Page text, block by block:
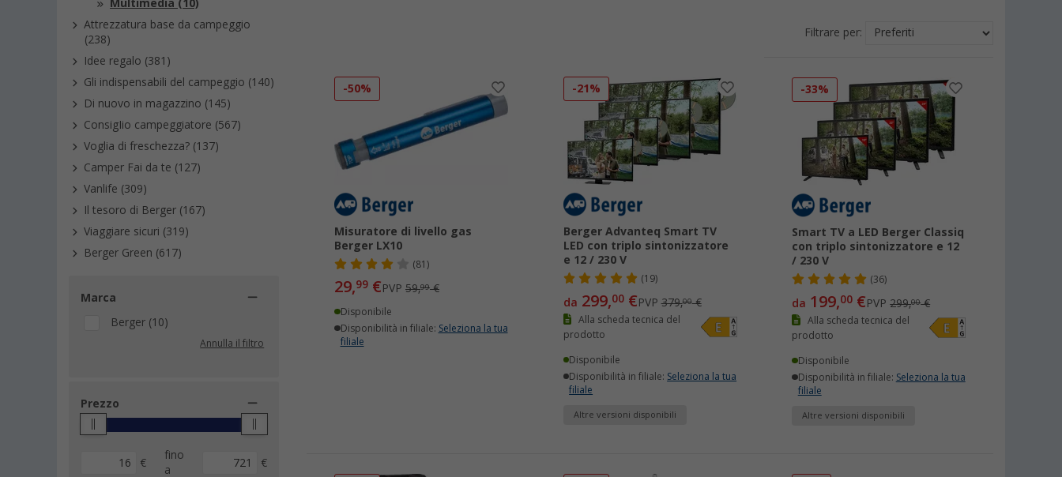
Multimedia (10)
Attrezzatura base da campeggio
(238)
Idee regalo (381)
Gli indispensabili del campeggio (140)
Di nuovo in magazzino (145)
ConsigIio campeggiatore (567)
Voglia di freschezza? (137)
Camper Fai da te (127)
Vanlife (309)
Il tesoro di Berger (167)
Viaggiare sicuri (319)
Berger Green (617)
Marca
Berger (10)
Annulla il filtro
Prezzo
€
fino
a
€
Filtrare per:
-50%
Misuratore di livello gas
Berger LX10
(81)
29,99 €PVP59,99€
Disponibile
Disponibilità in filiale: Seleziona la tua
filiale
-21%
Berger Advanteq Smart TV
LED con triplo sintonizzatore
e 12 / 230 V
(19)
da 299,00€PVP379,00€
Alla scheda tecnica del
prodotto
Disponibile
Disponibilità in filiale: Seleziona la tua
filiale
Altre versioni disponibili
-33%
Smart TV a LED Berger Classiq
con triplo sintonizzatore e 12
/ 230 V
(36)
da 199,00 €PVP299,00€
Alla scheda tecnica del
prodotto
Disponibile
Disponibilità in filiale: Seleziona la tua
filiale
Altre versioni disponibili